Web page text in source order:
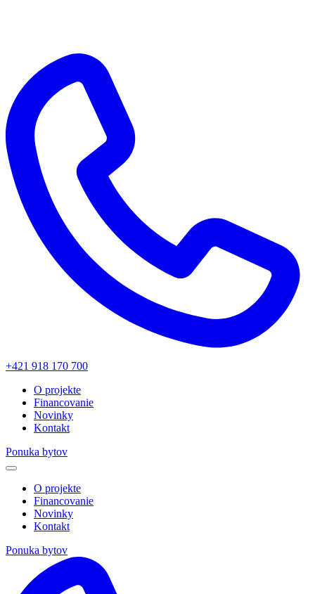
+421 918 170 700
O projekte
Financovanie
Novinky
Kontakt
Ponuka bytov
O projekte
Financovanie
Novinky
Kontakt
Ponuka bytov